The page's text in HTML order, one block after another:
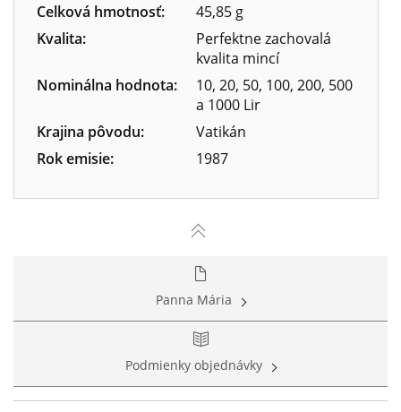
Celková hmotnosť:
45,85 g
Kvalita:
Perfektne zachovalá
kvalita mincí
Nominálna hodnota:
10, 20, 50, 100, 200, 500
a 1000 Lir
Krajina pôvodu:
Vatikán
Rok emisie:
1987
Panna Mária
Podmienky objednávky